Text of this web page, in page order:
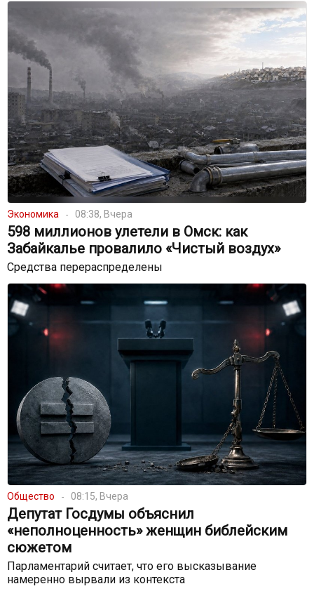
Экономика 08:38, Вчера
598 миллионов улетели в Омск: как
Забайкалье провалило «Чистый воздух»
Средства перераспределены
Общество 08:15, Вчера
Депутат Госдумы объяснил
«неполноценность» женщин библейским
сюжетом
Парламентарий считает, что его высказывание
намеренно вырвали из контекста